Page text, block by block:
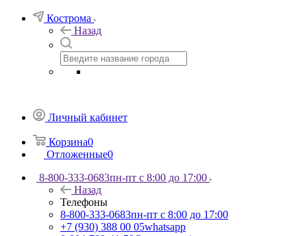
Кострома
Назад
Личный кабинет
Корзина0
Отложенные0
8-800-333-0683пн-пт с 8:00 до 17:00
Назад
Телефоны
8-800-333-0683пн-пт с 8:00 до 17:00
+7 (930) 388 00 05whatsapp